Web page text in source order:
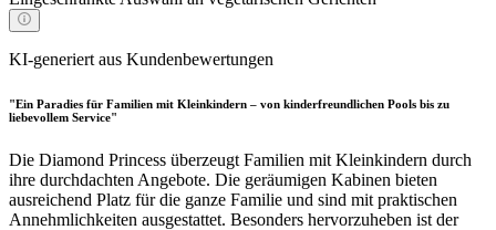
KI-generiert aus Kundenbewertungen
"Ein Paradies für Familien mit Kleinkindern – von kinderfreundlichen Pools bis zu
liebevollem Service"
Die Diamond Princess überzeugt Familien mit Kleinkindern durch
ihre durchdachten Angebote. Die geräumigen Kabinen bieten
ausreichend Platz für die ganze Familie und sind mit praktischen
Annehmlichkeiten ausgestattet. Besonders hervorzuheben ist der